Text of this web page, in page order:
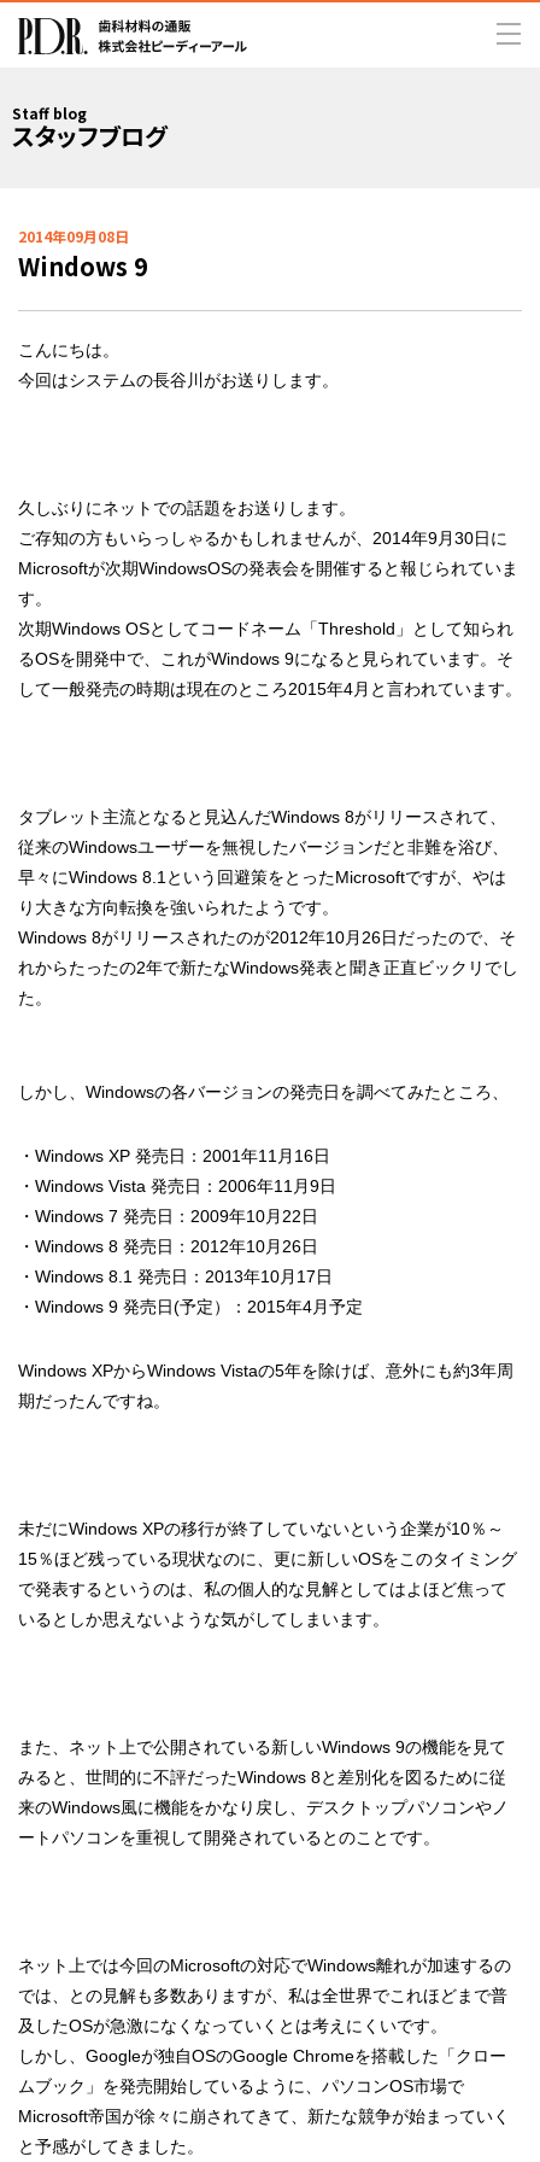
Staff blog
スタッフブログ
2014年09月08日
Windows 9
こんにちは。
今回はシステムの長谷川がお送りします。
久しぶりにネットでの話題をお送りします。
ご存知の方もいらっしゃるかもしれませんが、2014年9月30日に
Microsoftが次期WindowsOSの発表会を開催すると報じられていま
す。
次期Windows OSとしてコードネーム「Threshold」として知られ
るOSを開発中で、これがWindows 9になると見られています。そ
して一般発売の時期は現在のところ2015年4月と言われています。
タブレット主流となると見込んだWindows 8がリリースされて、
従来のWindowsユーザーを無視したバージョンだと非難を浴び、
早々にWindows 8.1という回避策をとったMicrosoftですが、やは
り大きな方向転換を強いられたようです。
Windows 8がリリースされたのが2012年10月26日だったので、そ
れからたったの2年で新たなWindows発表と聞き正直ビックリでし
た。
しかし、Windowsの各バージョンの発売日を調べてみたところ、
・Windows XP 発売日：2001年11月16日
・Windows Vista 発売日：2006年11月9日
・Windows 7 発売日：2009年10月22日
・Windows 8 発売日：2012年10月26日
・Windows 8.1 発売日：2013年10月17日
・Windows 9 発売日(予定）：2015年4月予定
Windows XPからWindows Vistaの5年を除けば、意外にも約3年周
期だったんですね。
未だにWindows XPの移行が終了していないという企業が10％～
15％ほど残っている現状なのに、更に新しいOSをこのタイミング
で発表するというのは、私の個人的な見解としてはよほど焦って
いるとしか思えないような気がしてしまいます。
また、ネット上で公開されている新しいWindows 9の機能を見て
みると、世間的に不評だったWindows 8と差別化を図るために従
来のWindows風に機能をかなり戻し、デスクトップパソコンやノ
ートパソコンを重視して開発されているとのことです。
ネット上では今回のMicrosoftの対応でWindows離れが加速するの
では、との見解も多数ありますが、私は全世界でこれほどまで普
及したOSが急激になくなっていくとは考えにくいです。
しかし、Googleが独自OSのGoogle Chromeを搭載した「クロー
ムブック」を発売開始しているように、パソコンOS市場で
Microsoft帝国が徐々に崩されてきて、新たな競争が始まっていく
と予感がしてきました。